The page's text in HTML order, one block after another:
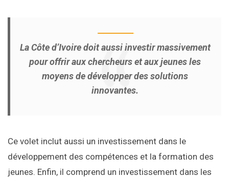
La Côte d’Ivoire doit aussi investir massivement
pour offrir aux chercheurs et aux jeunes les
moyens de développer des solutions
innovantes.
Ce volet inclut aussi un investissement dans le
développement des compétences et la formation des
jeunes. Enfin, il comprend un investissement dans les